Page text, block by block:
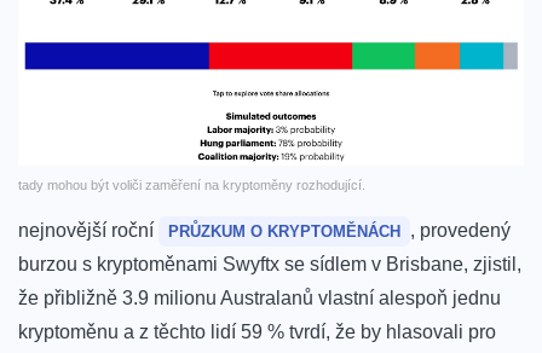
tady‍ mohou být⁣ voliči zaměření na kryptoměny rozhodující.
nejnovější roční⁢ PRŮZKUM O KRYPTOMĚNÁCH
, provedený
burzou s kryptoměnami Swyftx se sídlem v Brisbane, zjistil,
že přibližně 3.9 milionu Australanů vlastní alespoň ​jednu
kryptoměnu a z těchto lidí 59 %‍ tvrdí, že⁢ by hlasovali ⁣pro